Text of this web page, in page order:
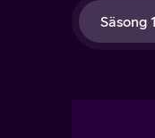
Säsong 1